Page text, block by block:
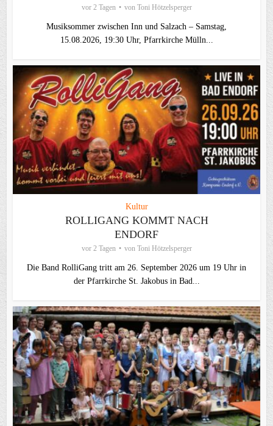
vor 2 Tagen von Toni Hötzelsperger
Musiksommer zwischen Inn und Salzach – Samstag,
15.08.2026, 19:30 Uhr, Pfarrkirche Mülln...
Kultur
ROLLIGANG KOMMT NACH
ENDORF
vor 2 Tagen von Toni Hötzelsperger
Die Band RolliGang tritt am 26. September 2026 um 19 Uhr in
der Pfarrkirche St. Jakobus in Bad...